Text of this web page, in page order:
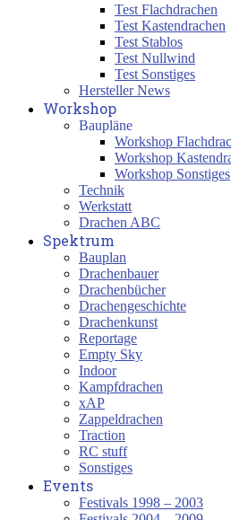
Test Flachdrachen
Test Kastendrachen
Test Stablos
Test Nullwind
Test Sonstiges
Hersteller News
Workshop
Baupläne
Workshop
Workshop
Workshop Sonstiges
Technik
Werkstatt
Drachen ABC
Spektrum
Bauplan
Drachenbauer
Drachenbücher
Drachengeschichte
Drachenkunst
Reportage
Empty Sky
Indoor
Kampfdrachen
xAP
Zappeldrachen
Traction
RC stuff
Sonstiges
Events
Festivals 1998 – 2003